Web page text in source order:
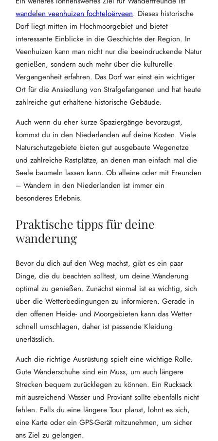
wandelen veenhuizen fochteloërveen. Dieses historische
Dorf liegt mitten im Hochmoorgebiet und bietet
interessante Einblicke in die Geschichte der Region. In
Veenhuizen kann man nicht nur die beeindruckende Natur
genießen, sondern auch mehr über die kulturelle
Vergangenheit erfahren. Das Dorf war einst ein wichtiger
Ort für die Ansiedlung von Strafgefangenen und hat heute
zahlreiche gut erhaltene historische Gebäude.
Auch wenn du eher kurze Spaziergänge bevorzugst,
kommst du in den Niederlanden auf deine Kosten. Viele
Naturschutzgebiete bieten gut ausgebaute Wegenetze
und zahlreiche Rastplätze, an denen man einfach mal die
Seele baumeln lassen kann. Ob alleine oder mit Freunden
– Wandern in den Niederlanden ist immer ein
besonderes Erlebnis.
Praktische tipps für deine
wanderung
Bevor du dich auf den Weg machst, gibt es ein paar
Dinge, die du beachten solltest, um deine Wanderung
optimal zu genießen. Zunächst einmal ist es wichtig, sich
über die Wetterbedingungen zu informieren. Gerade in
den offenen Heide- und Moorgebieten kann das Wetter
schnell umschlagen, daher ist passende Kleidung
unerlässlich.
Auch die richtige Ausrüstung spielt eine wichtige Rolle.
Gute Wanderschuhe sind ein Muss, um auch längere
Strecken bequem zurücklegen zu können. Ein Rucksack
mit ausreichend Wasser und Proviant sollte ebenfalls nicht
fehlen. Falls du eine längere Tour planst, lohnt es sich,
eine Karte oder ein GPS-Gerät mitzunehmen, um sicher
ans Ziel zu gelangen.